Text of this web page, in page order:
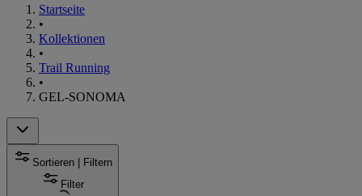
Startseite
•
Kollektionen
•
Trail Running
•
GEL-SONOMA
Sortieren | Filtern
Filter